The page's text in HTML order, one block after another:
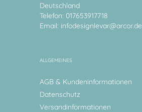
Deutschland
Telefon: 017653917718
Email: infodesignlevar@arcor.de
ALLGEMEINES
AGB & Kundeninformationen
Datenschutz
Versandinformationen